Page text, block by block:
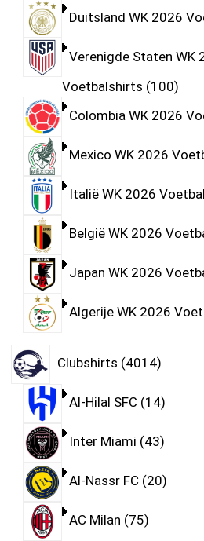
Duitsland WK 2026
Verenigde Staten WK
Voetbalshirts 100
Colombia WK 2026
Mexico WK 2026
Italië WK 2026
België WK 2026
Japan WK 2026
Algerije WK 2026
Clubshirts 4014
Al-Hilal SFC 14
Inter Miami 43
Al-Nassr FC 20
AC Milan 75